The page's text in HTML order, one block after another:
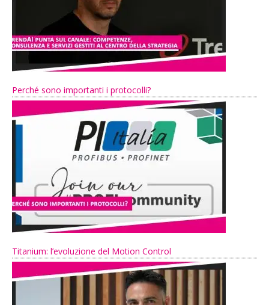
Perché sono importanti i protocolli?
Titanium: l’evoluzione del Motion Control